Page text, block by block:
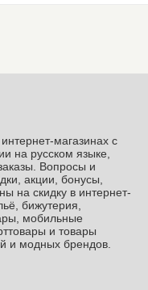
магазинах c
на русском языке,
Вопросы и
акции, бонусы,
на скидку в интернет-
бижутерия,
мобильные
и товары
и модных брендов.